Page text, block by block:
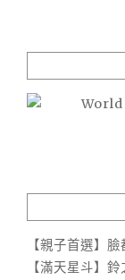
【親子首選】
【滿天星斗】鈴